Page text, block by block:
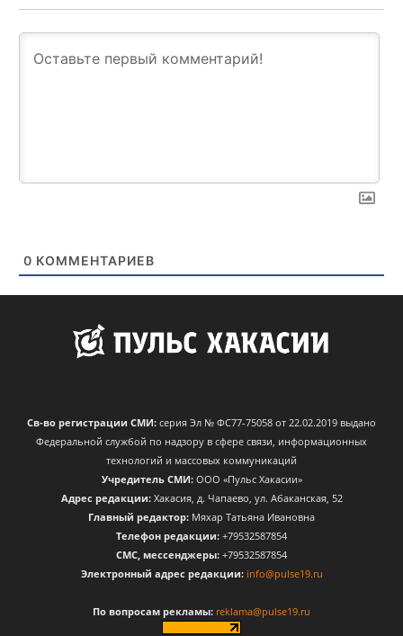
0 КОММЕНТАРИЕВ
Св-во регистрации СМИ: серия Эл № ФС77-75058 от 22.02.2019 выдано
Федеральной службой по надзору в сфере связи, информационных
технологий и массовых коммуникаций
Учредитель СМИ:ООО «Пульс Хакасии»
Адрес редакции:Хакасия, д. Чапаево, ул. Абаканская, 52
Главный редактор: Мяхар Татьяна Ивановна
Телефон редакции: +79532587854
CМС, мессенджеры: +79532587854
Электронный адрес редакции: info@pulse19.ru
По вопросам рекламы: reklama@pulse19.ru